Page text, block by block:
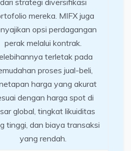
mereka. MIFX juga
opsi perdagangan
perak melalui kontrak.
terletak pada
proses jual-beli,
harga yang akurat
dengan harga spot di
global, tingkat likuiditas
tinggi, dan biaya transaksi
yang rendah.